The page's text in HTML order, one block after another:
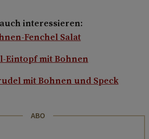
interessieren:
Fenchel Salat
Eintopf mit Bohnen
mit Bohnen und Speck
ABO